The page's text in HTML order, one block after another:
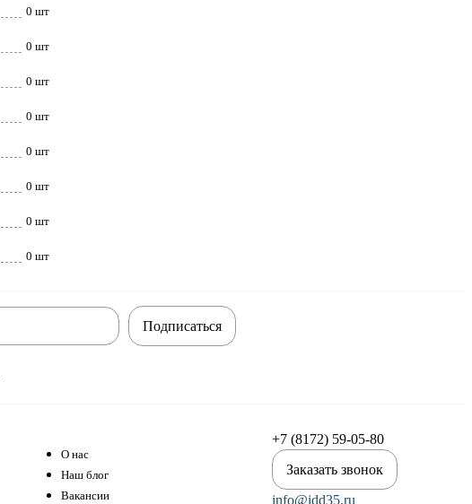
0 шт
0 шт
0 шт
0 шт
0 шт
0 шт
0 шт
0 шт
Подписаться
О нас
Наш блог
Вакансии
+7 (8172) 59-05-80
Заказать звонок
info@idd35.ru